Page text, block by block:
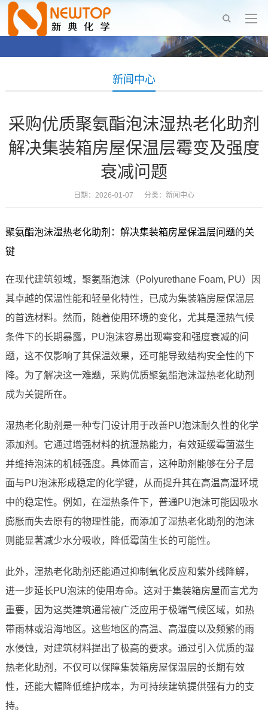
新闻中心
采购优质聚氨酯泡沫湿热老化助剂
解决集装箱房屋保温层霉变及强度
衰减问题
日期：2026-01-07 分类： 新闻中心
聚氨酯泡沫湿热老化助剂：解决集装箱房屋保温层问题的关
键
在现代建筑领域，聚氨酯泡沫（Polyurethane Foam, PU）因
其卓越的保温性能和轻量化特性，已成为集装箱房屋保温层
的首选材料。然而，随着使用环境的变化，尤其是湿热气候
条件下的长期暴露，PU泡沫容易出现霉变和强度衰减的问
题，这不仅影响了其保温效果，还可能导致结构安全性的下
降。为了解决这一难题，采购优质聚氨酯泡沫湿热老化助剂
成为关键所在。
湿热老化助剂是一种专门设计用于改善PU泡沫耐久性的化学
添加剂。它通过增强材料的抗湿热能力，有效延缓霉菌滋生
并维持泡沫的机械强度。具体而言，这种助剂能够在分子层
面与PU泡沫形成稳定的化学键，从而提升其在高温高湿环境
中的稳定性。例如，在湿热条件下，普通PU泡沫可能因吸水
膨胀而失去原有的物理性能，而添加了湿热老化助剂的泡沫
则能显著减少水分吸收，降低霉菌生长的可能性。
此外，湿热老化助剂还能通过抑制氧化反应和紫外线降解，
进一步延长PU泡沫的使用寿命。这对于集装箱房屋而言尤为
重要，因为这类建筑通常被广泛应用于极端气候区域，如热
带雨林或沿海地区。这些地区的高温、高湿度以及频繁的雨
水侵蚀，对建筑材料提出了极高的要求。通过引入优质的湿
热老化助剂，不仅可以保障集装箱房屋保温层的长期有效
性，还能大幅降低维护成本，为可持续建筑提供强有力的支
持。